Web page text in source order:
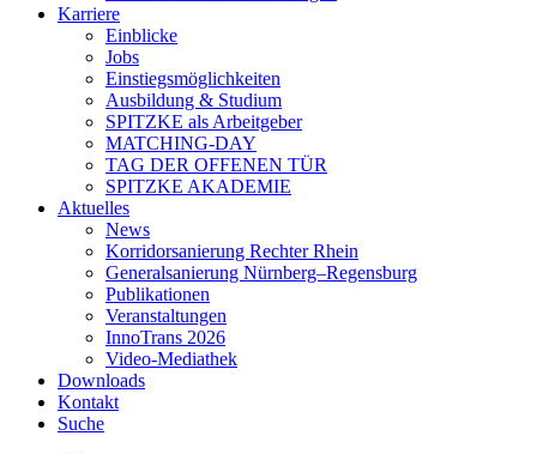
Karriere
Einblicke
Jobs
Einstiegsmöglichkeiten
Ausbildung & Studium
SPITZKE als Arbeitgeber
MATCHING-DAY
TAG DER OFFENEN TÜR
SPITZKE AKADEMIE
Aktuelles
News
Korridorsanierung Rechter Rhein
Generalsanierung Nürnberg–Regensburg
Publikationen
Veranstaltungen
InnoTrans 2026
Video-Mediathek
Downloads
Kontakt
Suche